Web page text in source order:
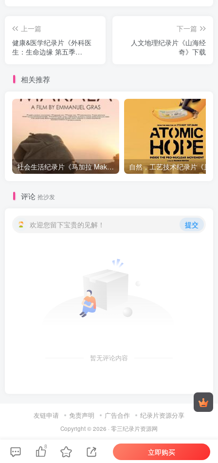
上一篇
健康&医学纪录片《外科医
生：生命边缘 第五季
下一篇
人文地理纪录片《山海经
奇》下载
相关推荐
社会生活纪录片《马加拉 Makala》下载
评论 抢沙发
欢迎您留下宝贵的见解！ 提交
暂无评论内容
友链申请 免责声明 广告合作 纪录片资源分享
Copyright © 2026 · 零三纪录片资源网
8
立即购买